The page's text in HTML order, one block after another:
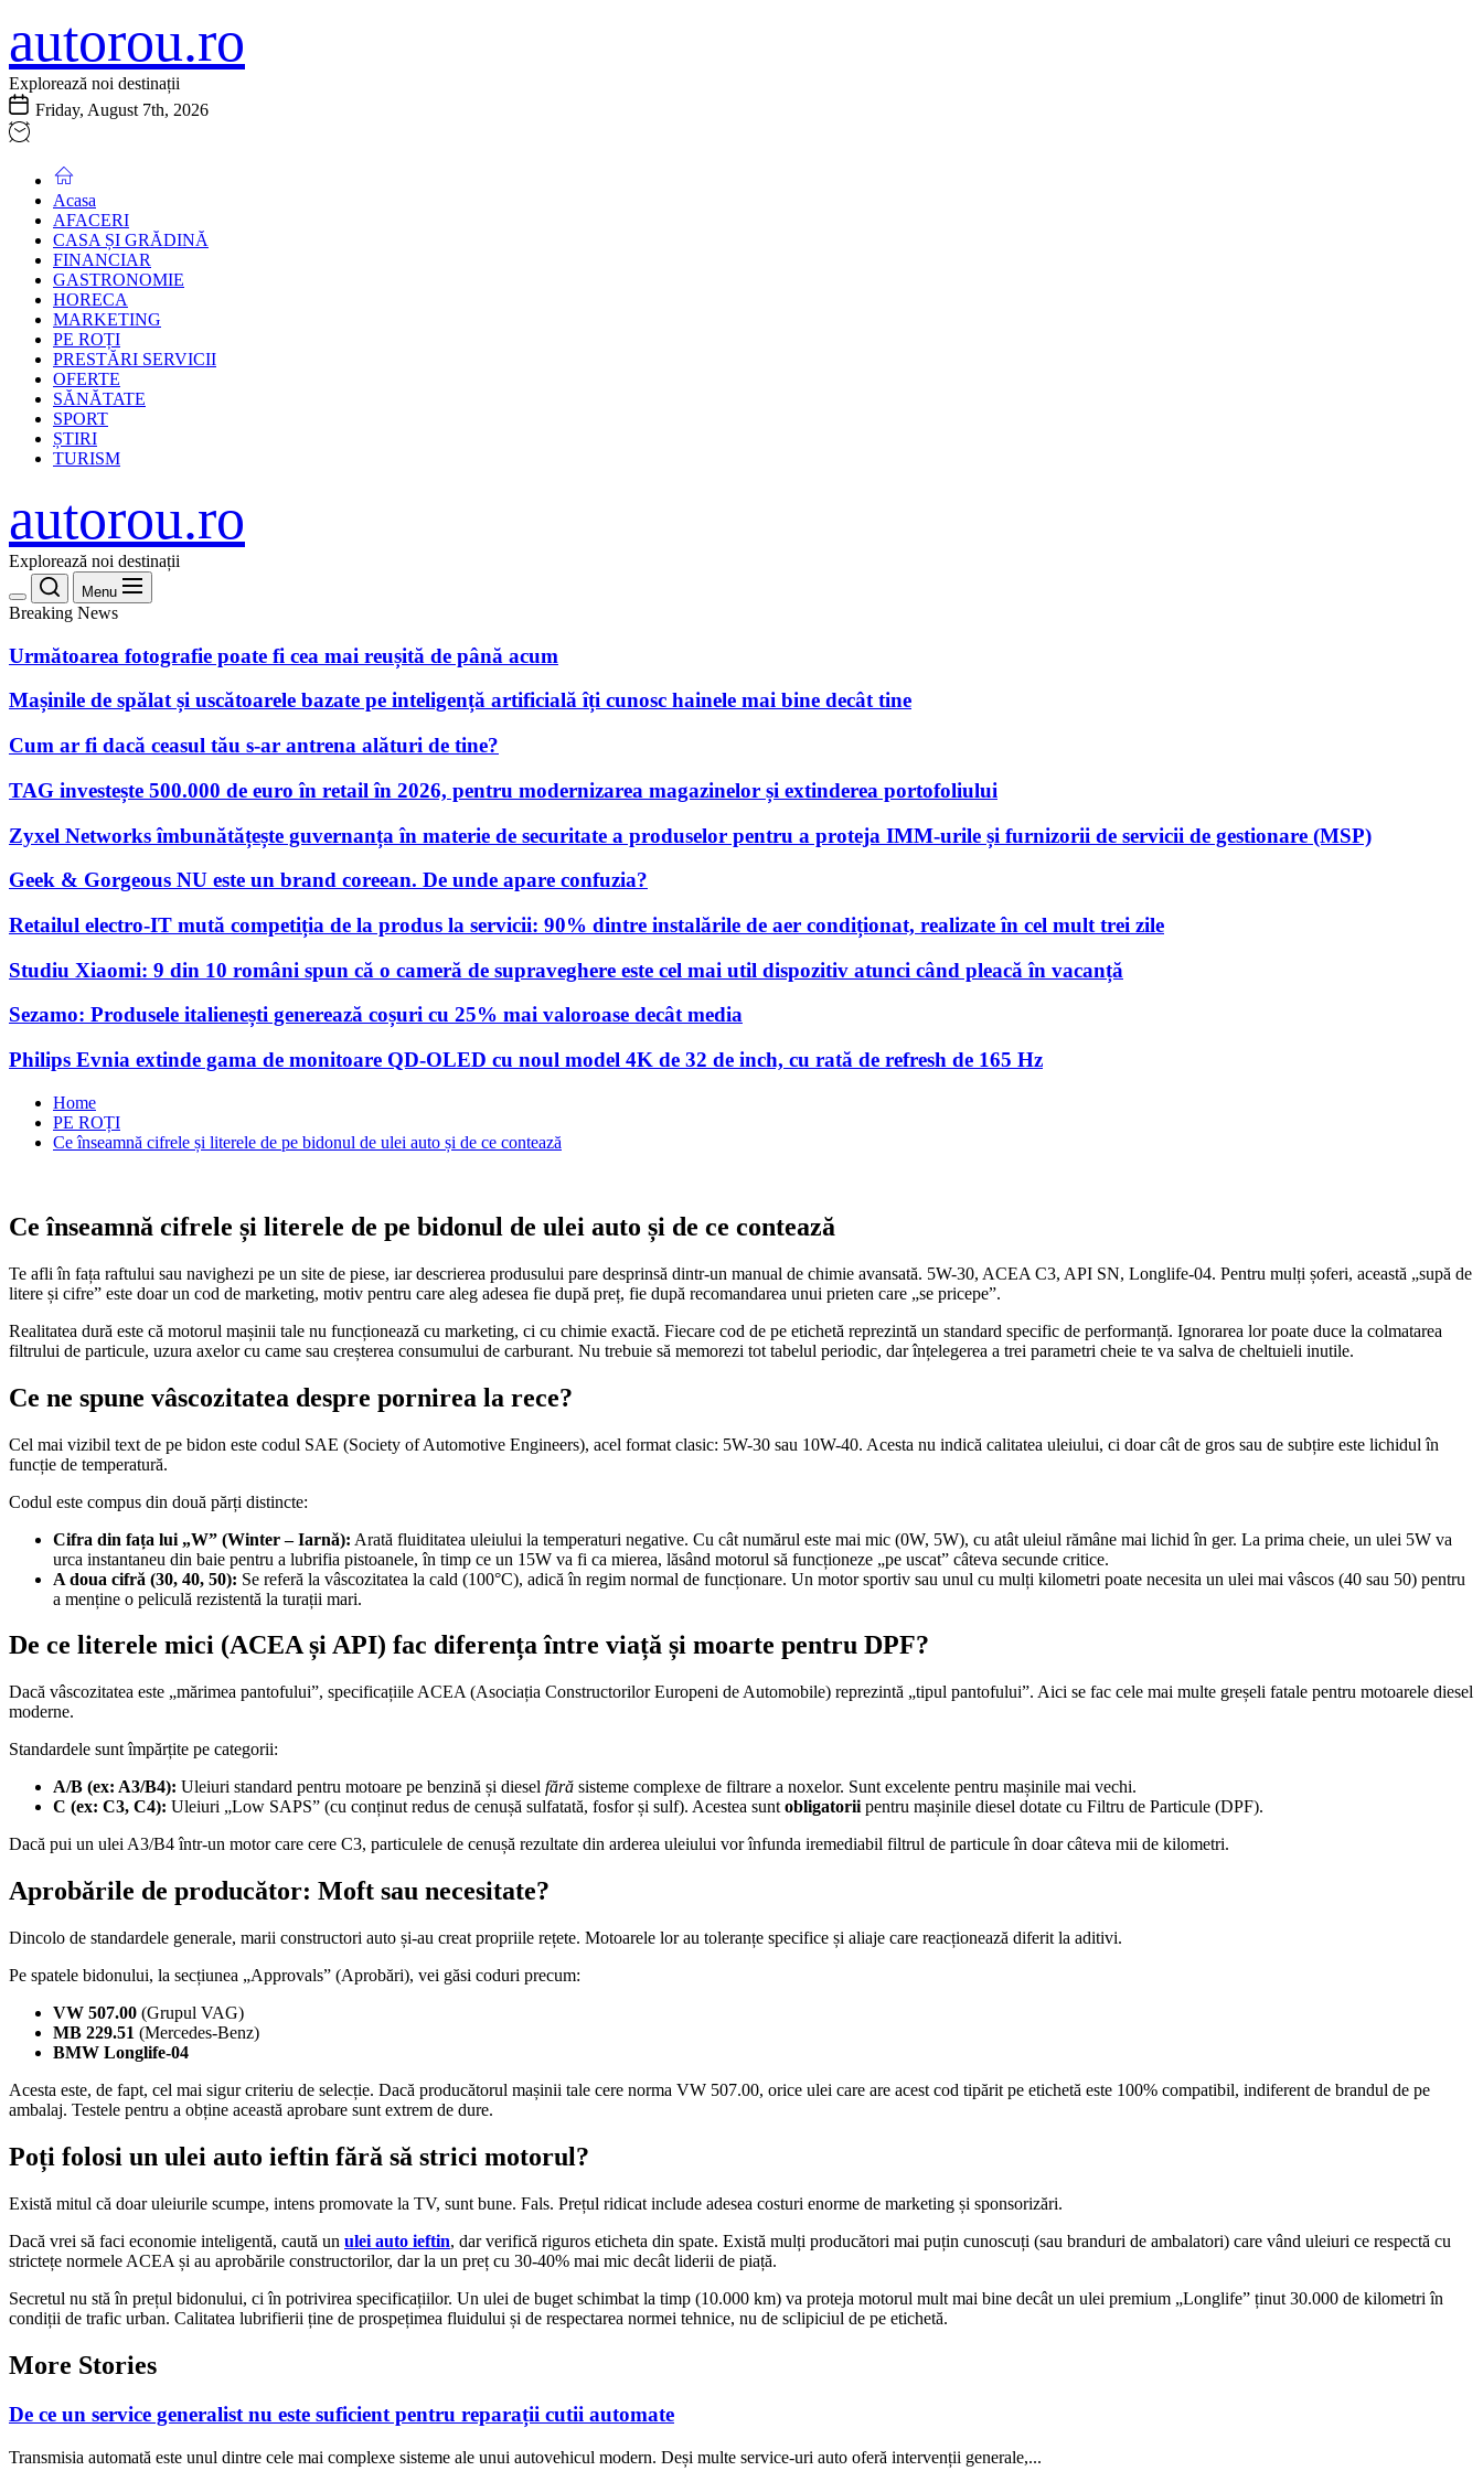
to
the
content
autorou.ro
Explorează noi destinații
Friday, August 7th, 2026
Acasa
AFACERI
CASA ȘI GRĂDINĂ
FINANCIAR
GASTRONOMIE
HORECA
MARKETING
PE ROȚI
PRESTĂRI SERVICII
OFERTE
SĂNĂTATE
SPORT
ȘTIRI
TURISM
autorou.ro
Explorează noi destinații
Menu
Breaking News
Următoarea fotografie poate fi cea mai reușită de până acum
Mașinile de spălat și uscătoarele bazate pe inteligență artificială îți cunosc hainele mai bine decât tine
Cum ar fi dacă ceasul tău s-ar antrena alături de tine?
TAG investește 500.000 de euro în retail în 2026, pentru modernizarea magazinelor și extinderea portofoliului
Zyxel Networks îmbunătățește guvernanța în materie de securitate a produselor pentru a proteja IMM-urile și furnizorii de servicii de gestionare (MSP)
Geek & Gorgeous NU este un brand coreean. De unde apare confuzia?
Retailul electro-IT mută competiția de la produs la servicii: 90% dintre instalările de aer condiționat, realizate în cel mult trei zile
Studiu Xiaomi: 9 din 10 români spun că o cameră de supraveghere este cel mai util dispozitiv atunci când pleacă în vacanță
Sezamo: Produsele italienești generează coșuri cu 25% mai valoroase decât media
Philips Evnia extinde gama de monitoare QD-OLED cu noul model 4K de 32 de inch, cu rată de refresh de 165 Hz
Home
PE ROȚI
Ce înseamnă cifrele și literele de pe bidonul de ulei auto și de ce contează
Ce înseamnă cifrele și literele de pe bidonul de ulei auto și de ce contează
Te afli în fața raftului sau navighezi pe un site de piese, iar descrierea produsului pare desprinsă dintr-un manual de chimie avansată. 5W-30, ACEA C3, API SN, Longlife-04. Pentru mulți șoferi, această „supă de
litere și cifre” este doar un cod de marketing, motiv pentru care aleg adesea fie după preț, fie după recomandarea unui prieten care „se pricepe”.
Realitatea dură este că motorul mașinii tale nu funcționează cu marketing, ci cu chimie exactă. Fiecare cod de pe etichetă reprezintă un standard specific de performanță. Ignorarea lor poate duce la colmatarea
filtrului de particule, uzura axelor cu came sau creșterea consumului de carburant. Nu trebuie să memorezi tot tabelul periodic, dar înțelegerea a trei parametri cheie te va salva de cheltuieli inutile.
Ce ne spune vâscozitatea despre pornirea la rece?
Cel mai vizibil text de pe bidon este codul SAE (Society of Automotive Engineers), acel format clasic: 5W-30 sau 10W-40. Acesta nu indică calitatea uleiului, ci doar cât de gros sau de subțire este lichidul în
funcție de temperatură.
Codul este compus din două părți distincte:
Cifra din fața lui „W” (Winter – Iarnă): Arată fluiditatea uleiului la temperaturi negative. Cu cât numărul este mai mic (0W, 5W), cu atât uleiul rămâne mai lichid în ger. La prima cheie, un ulei 5W va
urca instantaneu din baie pentru a lubrifia pistoanele, în timp ce un 15W va fi ca mierea, lăsând motorul să funcționeze „pe uscat” câteva secunde critice.
A doua cifră (30, 40, 50): Se referă la vâscozitatea la cald (100°C), adică în regim normal de funcționare. Un motor sportiv sau unul cu mulți kilometri poate necesita un ulei mai vâscos (40 sau 50) pentru
a menține o peliculă rezistentă la turații mari.
De ce literele mici (ACEA și API) fac diferența între viață și moarte pentru DPF?
Dacă vâscozitatea este „mărimea pantofului”, specificațiile ACEA (Asociația Constructorilor Europeni de Automobile) reprezintă „tipul pantofului”. Aici se fac cele mai multe greșeli fatale pentru motoarele diesel
moderne.
Standardele sunt împărțite pe categorii:
A/B (ex: A3/B4): Uleiuri standard pentru motoare pe benzină și diesel fără sisteme complexe de filtrare a noxelor. Sunt excelente pentru mașinile mai vechi.
C (ex: C3, C4): Uleiuri „Low SAPS” (cu conținut redus de cenușă sulfatată, fosfor și sulf). Acestea sunt obligatorii pentru mașinile diesel dotate cu Filtru de Particule (DPF).
Dacă pui un ulei A3/B4 într-un motor care cere C3, particulele de cenușă rezultate din arderea uleiului vor înfunda iremediabil filtrul de particule în doar câteva mii de kilometri.
Aprobările de producător: Moft sau necesitate?
Dincolo de standardele generale, marii constructori auto și-au creat propriile rețete. Motoarele lor au toleranțe specifice și aliaje care reacționează diferit la aditivi.
Pe spatele bidonului, la secțiunea „Approvals” (Aprobări), vei găsi coduri precum:
VW 507.00 (Grupul VAG)
MB 229.51 (Mercedes-Benz)
BMW Longlife-04
Acesta este, de fapt, cel mai sigur criteriu de selecție. Dacă producătorul mașinii tale cere norma VW 507.00, orice ulei care are acest cod tipărit pe etichetă este 100% compatibil, indiferent de brandul de pe
ambalaj. Testele pentru a obține această aprobare sunt extrem de dure.
Poți folosi un ulei auto ieftin fără să strici motorul?
Există mitul că doar uleiurile scumpe, intens promovate la TV, sunt bune. Fals. Prețul ridicat include adesea costuri enorme de marketing și sponsorizări.
Dacă vrei să faci economie inteligentă, caută un ulei auto ieftin, dar verifică riguros eticheta din spate. Există mulți producători mai puțin cunoscuți (sau branduri de ambalatori) care vând uleiuri ce respectă cu
strictețe normele ACEA și au aprobările constructorilor, dar la un preț cu 30-40% mai mic decât liderii de piață.
Secretul nu stă în prețul bidonului, ci în potrivirea specificațiilor. Un ulei de buget schimbat la timp (10.000 km) va proteja motorul mult mai bine decât un ulei premium „Longlife” ținut 30.000 de kilometri în
condiții de trafic urban. Calitatea lubrifierii ține de prospețimea fluidului și de respectarea normei tehnice, nu de sclipiciul de pe etichetă.
More Stories
De ce un service generalist nu este suficient pentru reparații cutii automate
Transmisia automată este unul dintre cele mai complexe sisteme ale unui autovehicul modern. Deși multe service-uri auto oferă intervenții generale,...